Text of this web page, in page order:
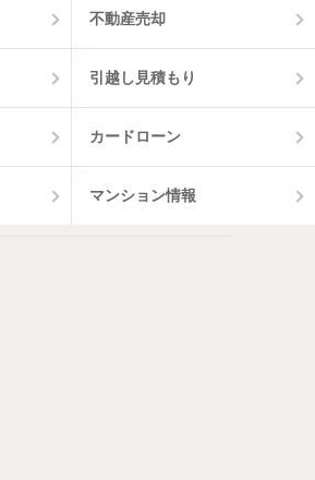
不動産売却
引越し見積もり
カードローン
マンション情報